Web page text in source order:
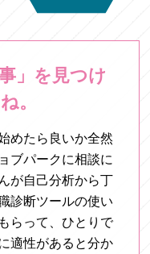
」を見つけ
。
めたら良いか全然
ブパークに相談に
が自己分析から丁
診断ツールの使い
らって、ひとりで
適性があると分か